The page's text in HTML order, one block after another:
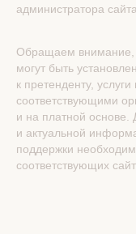
администратора сайта.
Обращаем внимание,
могут быть
к претенденту,
соответствующими
и на платной основе.
и актуальной
поддержки
соответствующих